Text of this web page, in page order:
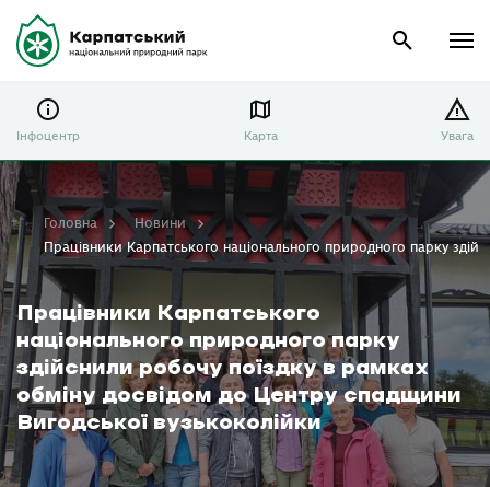
Інфоцентр Карта Увага
Працівники Карпатського
національного природного парку
здійснили робочу поїздку в рамках
обміну досвідом до Центру спадщини
Вигодської вузькоколійки
Головна
Новини
Працівники Карпатського національного природного парку